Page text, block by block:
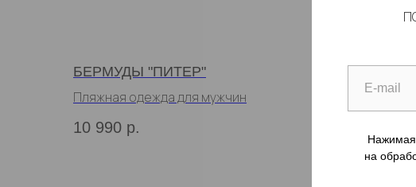
БЕРМУДЫ "ПИТЕР"
Пляжная одежда для мужчин
10 990 р.
Пляжная
Нажимая
на